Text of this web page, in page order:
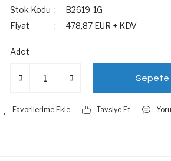
Stok Kodu
B2619-1G
Fiyat
478,87 EUR + KDV
Adet
Sepete
Tavsiye Et